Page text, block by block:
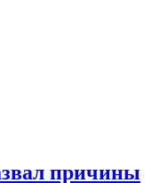
причины